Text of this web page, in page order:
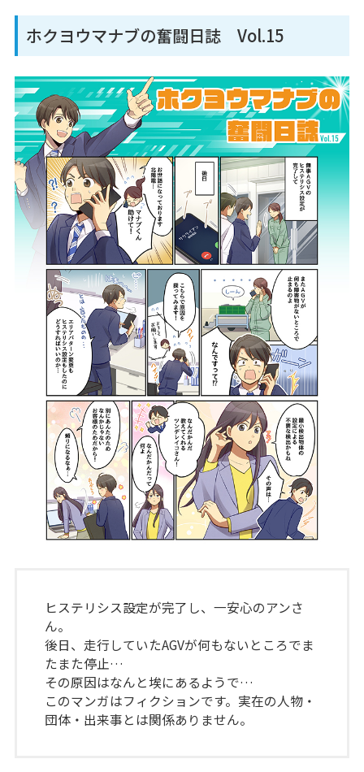
ホクヨウマナブの奮闘日誌 Vol.15
ヒステリシス設定が完了し、一安心のアンさ
ん。
後日、走行していたAGVが何もないところでま
たまた停止…
その原因はなんと埃にあるようで…
このマンガはフィクションです。実在の人物・
団体・出来事とは関係ありません。